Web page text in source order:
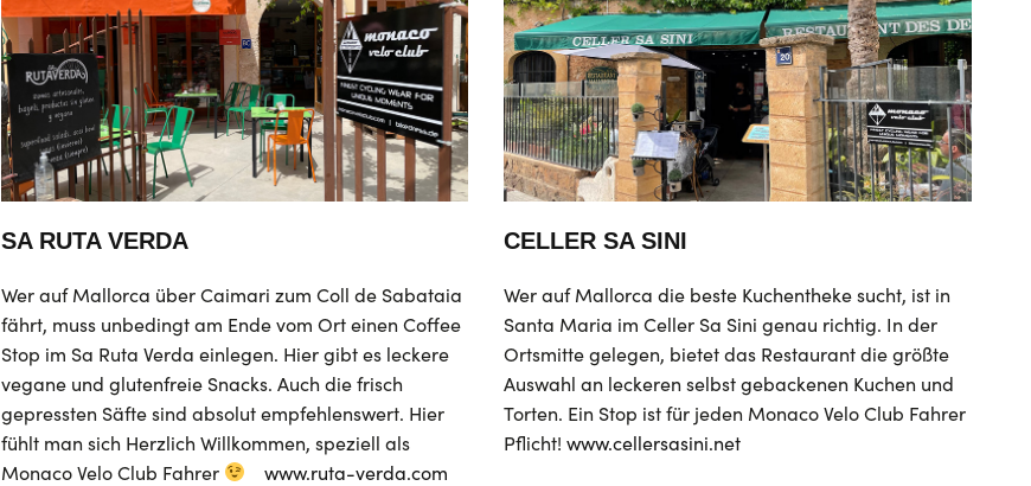
SA RUTA VERDA
Wer auf Mallorca über Caimari zum Coll de Sabataia
fährt, muss unbedingt am Ende vom Ort einen Coffee
Stop im Sa Ruta Verda einlegen. Hier gibt es leckere
vegane und glutenfreie Snacks. Auch die frisch
gepressten Säfte sind absolut empfehlenswert. Hier
fühlt man sich Herzlich Willkommen, speziell als
Monaco Velo Club Fahrer
www.ruta-verda.com
CELLER SA SINI
Wer auf Mallorca die beste Kuchentheke sucht, ist in
Santa Maria im Celler Sa Sini genau richtig. In der
Ortsmitte gelegen, bietet das Restaurant die größte
Auswahl an leckeren selbst gebackenen Kuchen und
Torten. Ein Stop ist für jeden Monaco Velo Club Fahrer
Pflicht!www.cellersasini.net